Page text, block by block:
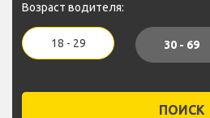
Возраст водителя:
18 - 29 30 - 69
ПОИСК